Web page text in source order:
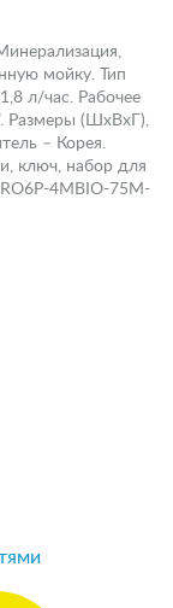
мойку. Тип
л/час. Рабочее
Размеры (ШхВхГ),
– Корея.
ключ, набор для
4MBIO-75M-